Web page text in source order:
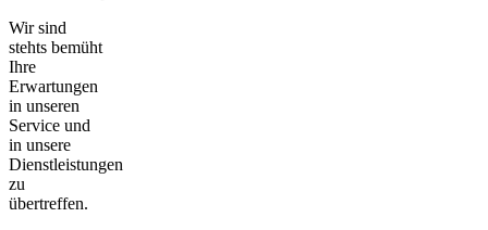
Wir sind
stehts bemüht
Ihre
Erwartungen
in unseren
Service und
in unsere
Dienstleistungen
zu
übertreffen.